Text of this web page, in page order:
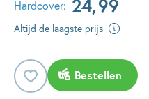
Hardcover:
Altijd de laagste prijs
Bestellen